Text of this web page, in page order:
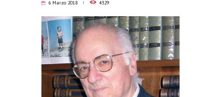
6 Marzo 2018 4329